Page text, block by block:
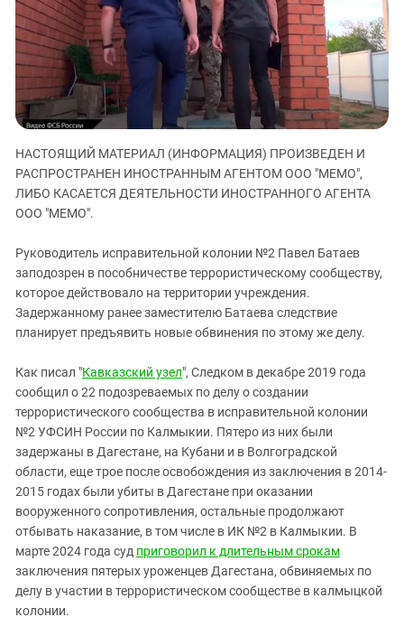
ЗАСТАВЛЯЕТ
КАВКАЗ ЗА ПАЛЕСТИНУ
ИНАКОМЫСЛИЕ В ЧЕЧНЕ
ПРЕСЛЕДОВАНИЕ АКТИВИСТОВ
МОБИЛИЗАЦИЯ И ПРОТЕСТЫ
Дагестан
Ингушетия
Кабардино-Балкария
Калмыкия
Карачаево-Черкесия
Краснодарский край
Российская Федерация
Северная Осетия - Алания
СКФО
Ставропольский край
Южная Осетия
Южный Кавказ
ЮФО
НАСТОЯЩИЙ МАТЕРИАЛ (ИНФОРМАЦИЯ) ПРОИЗВЕДЕН И
РАСПРОСТРАНЕН ИНОСТРАННЫМ АГЕНТОМ ООО "МЕМО",
ЛИБО КАСАЕТСЯ ДЕЯТЕЛЬНОСТИ ИНОСТРАННОГО АГЕНТА
ООО "МЕМО".
Руководитель исправительной колонии №2 Павел Батаев
заподозрен в пособничестве террористическому сообществу,
которое действовало на территории учреждения.
Задержанному ранее заместителю Батаева следствие
планирует предъявить новые обвинения по этому же делу.
Как писал "Кавказский узел", Следком в декабре 2019 года
сообщил о 22 подозреваемых по делу о создании
террористического сообщества в исправительной колонии
№2 УФСИН России по Калмыкии. Пятеро из них были
задержаны в Дагестане, на Кубани и в Волгоградской
области, еще трое после освобождения из заключения в 2014-
2015 годах были убиты в Дагестане при оказании
вооруженного сопротивления, остальные продолжают
отбывать наказание, в том числе в ИК №2 в Калмыкии. В
марте 2024 года суд приговорил к длительным срокам
заключения пятерых уроженцев Дагестана, обвиняемых по
делу в участии в террористическом сообществе в калмыцкой
колонии.